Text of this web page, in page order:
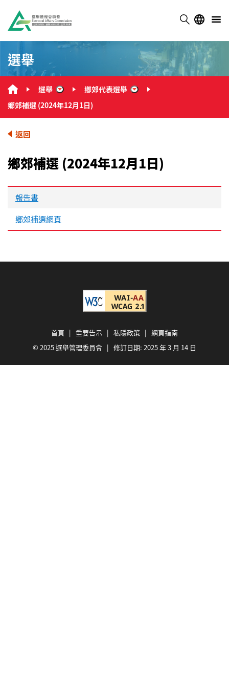
選舉
選舉 “選舉”鄉郊代表選舉
“鄉郊代表選舉”
鄉郊補選 (2024年12月1日)
返回
鄉郊補選 (2024年12月1日)
報告書
鄉郊補選網頁
首頁 | 重要告示 | 私隱政策 | 網頁指南
© 2025 選舉管理委員會 | 修訂日期: 2025 年 3 月 14 日